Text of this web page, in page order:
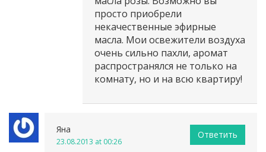
просто приобрели
некачественные эфирные
масла. Мои освежители воздуха
очень сильно пахли, аромат
распространялся не только на
комнату, но и на всю квартиру!
Яна
23.08.2013 at 00:26
Ответить